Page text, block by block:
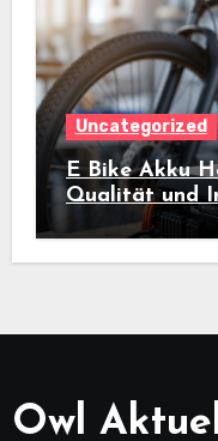
Uncategorized
E Bike Akku
Qualität und
Owl